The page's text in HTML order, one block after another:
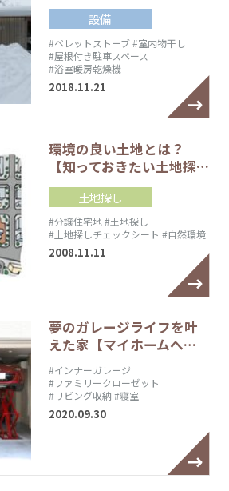
設備
#ペレットストーブ#室内物干し
#屋根付き駐車スペース
#浴室暖房乾燥機
2018.11.21
環境の良い土地とは？
【知っておきたい土地探…
土地探し
#分譲住宅地#土地探し
#土地探しチェックシート #自然環境
2008.11.11
夢のガレージライフを叶
えた家【マイホームへ…
#インナーガレージ
#ファミリークローゼット
#リビング収納 #寝室
2020.09.30